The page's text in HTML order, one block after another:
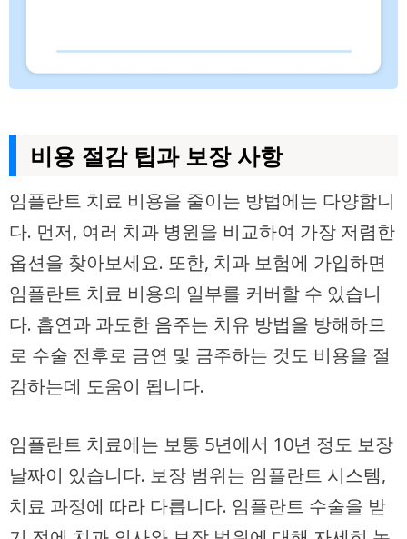
비용 절감 팁과 보장 사항
임플란트 치료 비용을 줄이는 방법에는 다양합니
다. 먼저, 여러 치과 병원을 비교하여 가장 저렴한
옵션을 찾아보세요. 또한, 치과 보험에 가입하면
임플란트 치료 비용의 일부를 커버할 수 있습니
다. 흡연과 과도한 음주는 치유 방법을 방해하므
로 수술 전후로 금연 및 금주하는 것도 비용을 절
감하는데 도움이 됩니다.
임플란트 치료에는 보통 5년에서 10년 정도 보장
날짜이 있습니다. 보장 범위는 임플란트 시스템,
치료 과정에 따라 다릅니다. 임플란트 수술을 받